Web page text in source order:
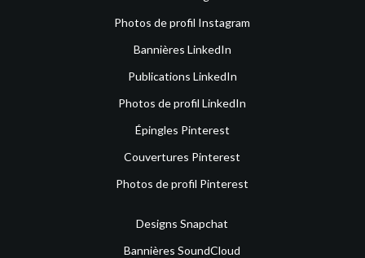
Photos de profil Instagram
Bannières LinkedIn
Publications LinkedIn
Photos de profil LinkedIn
Épingles Pinterest
Couvertures Pinterest
Photos de profil Pinterest
Designs Snapchat
Bannières SoundCloud